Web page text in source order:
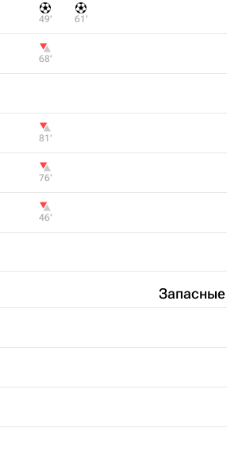
49‎’‎ 61‎’‎
68‎’‎
81‎’‎
76‎’‎
46‎’‎
Запасные